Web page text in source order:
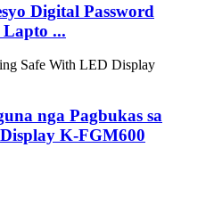
Digital Password
...
nga Pagbukas sa
K-FGM600